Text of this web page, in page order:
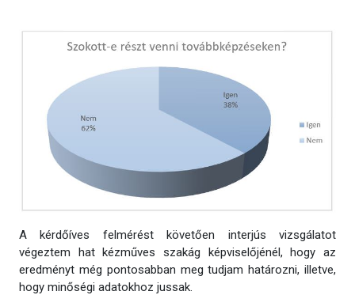
A kérdőíves felmérést követően interjús vizsgálatot
végeztem hat kézműves szakág képviselőjénél, hogy az
eredményt még pontosabban meg tudjam határozni, illetve,
hogy minőségi adatokhoz jussak.